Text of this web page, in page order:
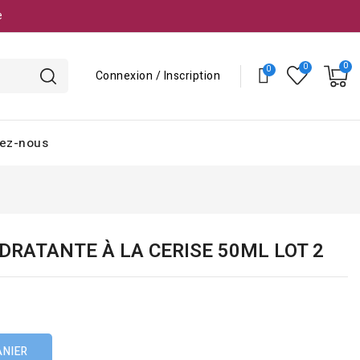
Connexion / Inscription
nous
À LA CERISE 50ML LOT 2